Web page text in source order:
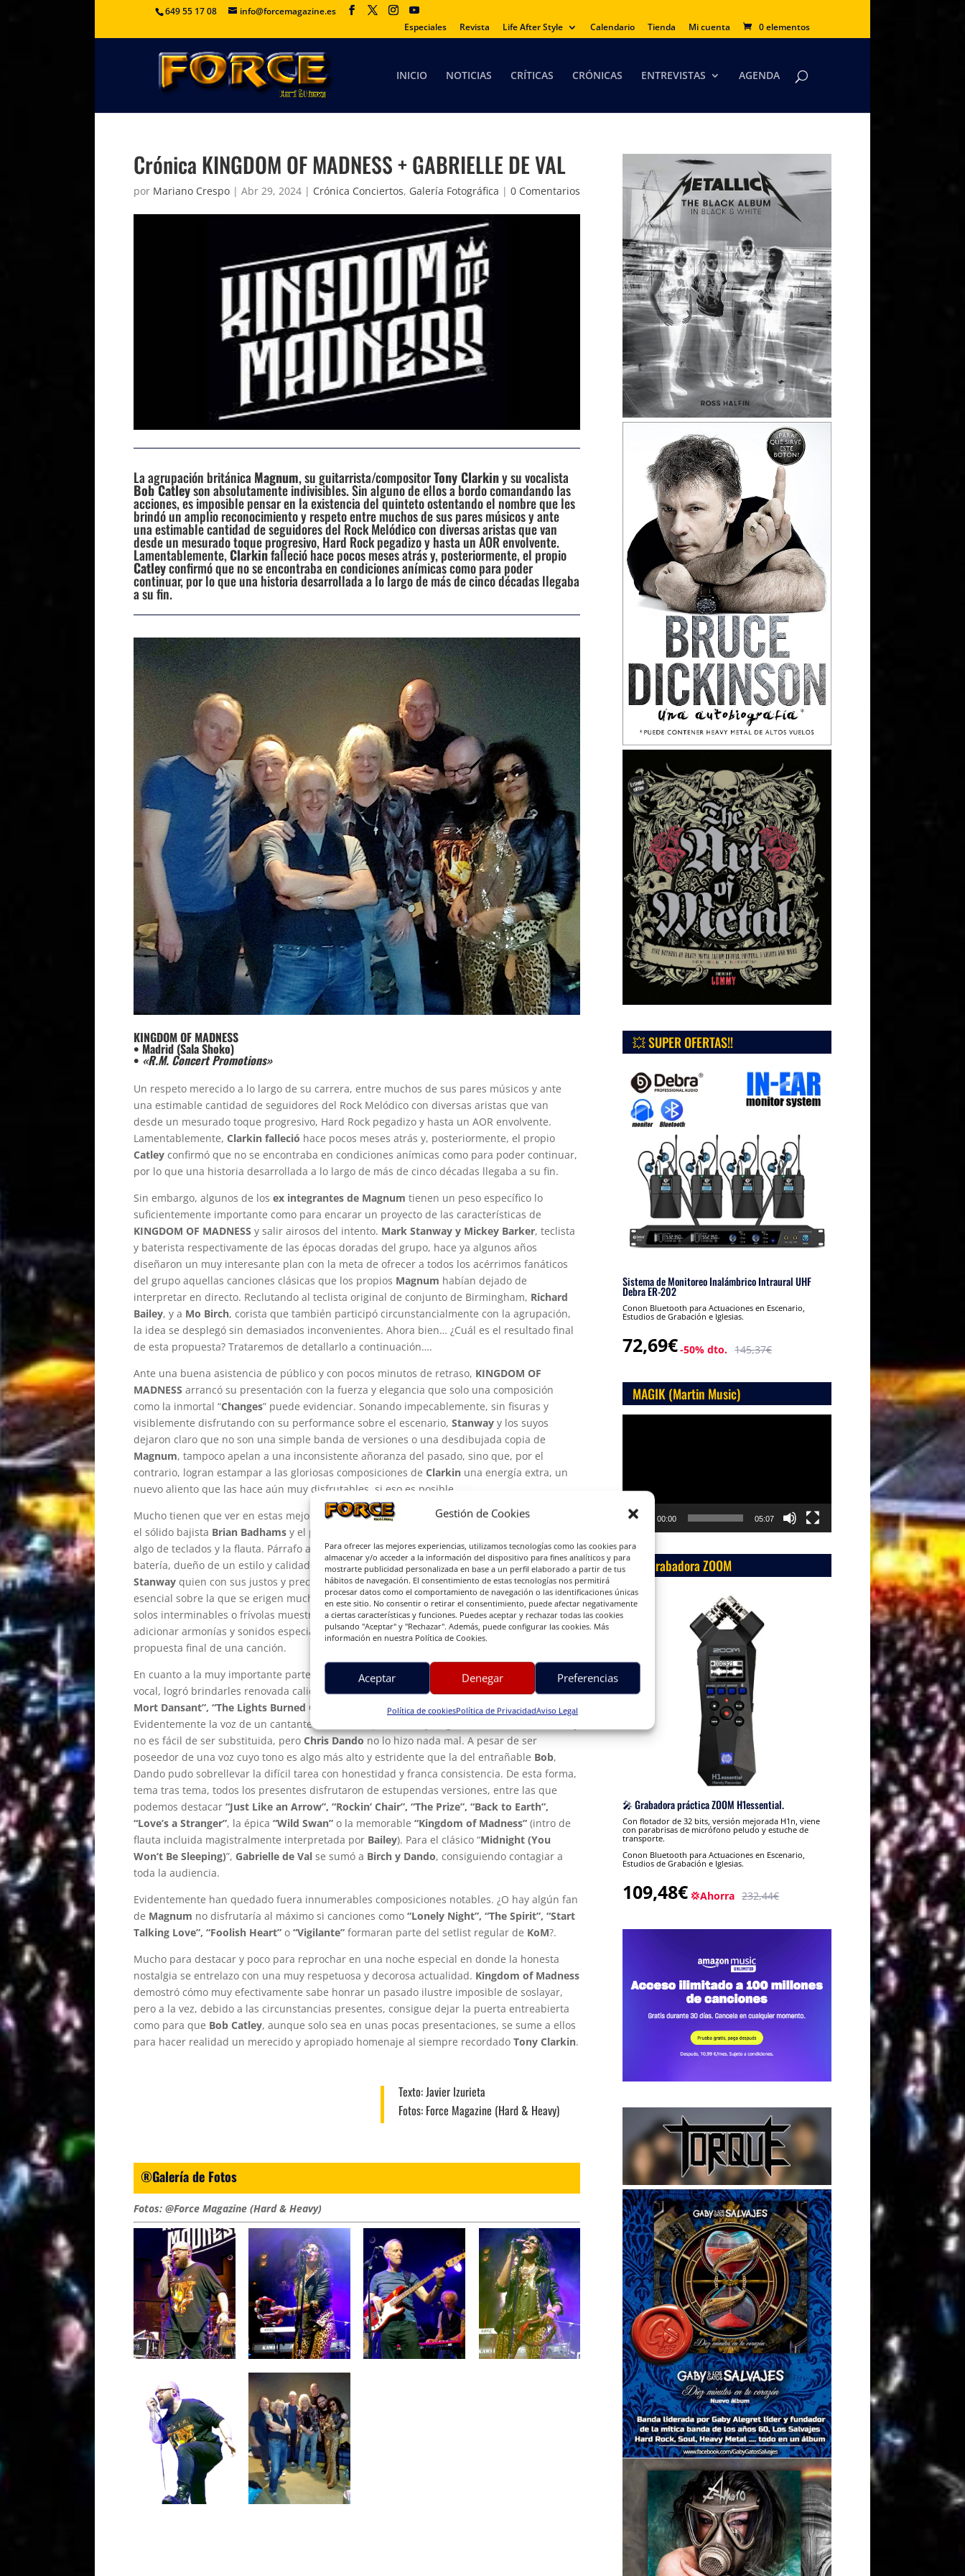
Gestión de Cookies
Para ofrecer las mejores experiencias, utilizamos tecnologías como las cookies para
almacenar y/o acceder a la información del dispositivo para fines analíticos y para
mostrarte publicidad personalizada en base a un perfil elaborado a partir de tus
hábitos de navegación. El consentimiento de estas tecnologías nos permitirá
procesar datos como el comportamiento de navegación o las identificaciones únicas
en este sitio. No consentir o retirar el consentimiento, puede afectar negativamente
a ciertas características y funciones. Puedes aceptar y rechazar todas las cookies
pulsando "Aceptar" y "Rechazar". Además, puede configurar las cookies. Más
información en nuestra Política de Cookies.
Aceptar Denegar Preferencias
Política de cookiesPolítica de PrivacidadAviso Legal
649 55 17 08
info@forcemagazine.es
Especiales
Revista Life After Style Calendario Tienda Mi cuenta 0 elementos
INICIO NOTICIAS CRÍTICAS CRÓNICAS ENTREVISTAS AGENDA
Crónica KINGDOM OF MADNESS + GABRIELLE DE VAL
por Mariano Crespo | Abr 29, 2024 | Crónica Conciertos, Galería Fotográfica | 0 Comentarios
La agrupación británica Magnum, su guitarrista/compositorTony Clarkiny su vocalista
Bob Catleyson absolutamente indivisibles. Sin alguno de ellos a bordo comandando las
acciones, es imposible pensar en la existencia del quinteto ostentando el nombre que les
brindó un amplio reconocimiento y respeto entre muchos de sus pares músicos y ante
una estimable cantidad de seguidores del Rock Melódico con diversas aristas que van
desde un mesurado toque progresivo, Hard Rock pegadizo y hasta un AOR envolvente.
Lamentablemente,Clarkinfalleció hace pocos meses atrás y, posteriormente, el propio
Catleyconfirmó que no se encontraba en condiciones anímicas como para poder
continuar, por lo que una historia desarrollada a lo largo de más de cinco décadas llegaba
a su fin.
KINGDOM OF MADNESS
• Madrid (Sala Shoko)
• «R.M. Concert Promotions»
Un respeto merecido a lo largo de su carrera, entre muchos de sus pares músicos y ante
una estimable cantidad de seguidores del Rock Melódico con diversas aristas que van
desde un mesurado toque progresivo, Hard Rock pegadizo y hasta un AOR envolvente.
Lamentablemente, Clarkin falleció hace pocos meses atrás y, posteriormente, el propio
Catley confirmó que no se encontraba en condiciones anímicas como para poder continuar,
por lo que una historia desarrollada a lo largo de más de cinco décadas llegaba a su fin.
Sin embargo, algunos de los ex integrantes de Magnum tienen un peso específico lo
suficientemente importante como para encarar un proyecto de las características de
KINGDOM OF MADNESS y salir airosos del intento. Mark Stanway y Mickey Barker, teclista
y baterista respectivamente de las épocas doradas del grupo, hace ya algunos años
diseñaron un muy interesante plan con la meta de ofrecer a todos los acérrimos fanáticos
del grupo aquellas canciones clásicas que los propios Magnum habían dejado de
interpretar en directo. Reclutando al teclista original de conjunto de Birmingham, Richard
Bailey, y a Mo Birch, corista que también participó circunstancialmente con la agrupación,
la idea se desplegó sin demasiados inconvenientes. Ahora bien… ¿Cuál es el resultado final
de esta propuesta? Trataremos de detallarlo a continuación….
Ante una buena asistencia de público y con pocos minutos de retraso, KINGDOM OF
MADNESS arrancó su presentación con la fuerza y elegancia que solo una composición
como la inmortal “Changes” puede evidenciar. Sonando impecablemente, sin fisuras y
visiblemente disfrutando con su performance sobre el escenario, Stanway y los suyos
dejaron claro que no son una simple banda de versiones o una desdibujada copia de
Magnum, tampoco apelan a una inconsistente añoranza del pasado, sino que, por el
contrario, logran estampar a las gloriosas composiciones de Clarkin una energía extra, un
nuevo aliento que las hace aún muy disfrutables, si eso es posible.
Mucho tienen que ver en estas mejoras sonoras el aporte del confiable guitarrista
el sólido bajista Brian Badhams y el propio
algo de teclados y la flauta. Párrafo aparte merecen un fenomenalMicky Barkertras la
batería, dueño de un estilo y calidad rítmica sencillamente apabullantes y, finalmente,Mark
Stanway quien con sus justos y precisos teclados consigue construir esa base melódica y
esencial sobre la que se erigen muchos de los temas de Magnum. Sin necesidad de exponer
solos interminables o frívolas muestras de destreza, el teclista es el claro ejemplo de cómo
adicionar armonías y sonidos especiales de teclados sin restarle eficacia ni brío a la
propuesta final de una canción.
En cuanto a la muy importante parte vocal,
Mo Birchcon su áspero, pero muy emotivo tono
vocal, logró brindarles renovada calidad a composiciones tan conmovedoras como“Les
Mort Dansant”, “The Lights Burned Out”
o la eterna“On A Storyteller’s Night”.
Evidentemente la voz de un cantante tan único, apasionado y original como lo es
no es fácil de ser substituida, pero Chris Dandono lo hizo nada mal. A pesar de ser
poseedor de una voz cuyo tono es algo más alto y estridente que la del entrañable Bob,
Dando pudo sobrellevar la difícil tarea con honestidad y franca consistencia. De esta forma,
tema tras tema, todos los presentes disfrutaron de estupendas versiones, entre las que
podemos destacar “Just Like an Arrow”, “Rockin’ Chair”, “The Prize”, “Back to Earth”,
“Love’s a Stranger”, la épica “Wild Swan” o la memorable “Kingdom of Madness” (intro de
flauta incluida magistralmente interpretada por Bailey). Para el clásico “Midnight (You
Won’t Be Sleeping)”, Gabrielle de Val se sumó a Birch y Dando, consiguiendo contagiar a
toda la audiencia.
Evidentemente han quedado fuera innumerables composiciones notables. ¿O hay algún fan
de Magnum no disfrutaría al máximo si canciones como “Lonely Night”, “The Spirit”, “Start
Talking Love”, “Foolish Heart” o “Vigilante” formaran parte del setlist regular de KoM?.
Mucho para destacar y poco para reprochar en una noche especial en donde la honesta
nostalgia se entrelazo con una muy respetuosa y decorosa actualidad. Kingdom of Madness
demostró cómo muy efectivamente sabe honrar un pasado ilustre imposible de soslayar,
pero a la vez, debido a las circunstancias presentes, consigue dejar la puerta entreabierta
como para que Bob Catley, aunque solo sea en unas pocas presentaciones, se sume a ellos
para hacer realidad un merecido y apropiado homenaje al siempre recordado Tony Clarkin.
Texto: Javier Izurieta
Fotos: Force Magazine (Hard & Heavy)
®Galería de Fotos
Fotos: @Force Magazine (Hard & Heavy)
💥 SUPER OFERTAS!!
Sistema de Monitoreo Inalámbrico Intraural UHF
Debra ER-202
Conon Bluetooth para Actuaciones en Escenario,
Estudios de Grabación e Iglesias.
72,69€-50% dto. 145,37€
MAGIK (Martin Music)
00:00 05:07
💥 Grabadora ZOOM
🎤 Grabadora práctica ZOOM H1essential.
Con flotador de 32 bits, versión mejorada H1n, viene
con parabrisas de micrófono peludo y estuche de
transporte.
Conon Bluetooth para Actuaciones en Escenario,
Estudios de Grabación e Iglesias.
109,48€ 💢Ahorra 232,44€